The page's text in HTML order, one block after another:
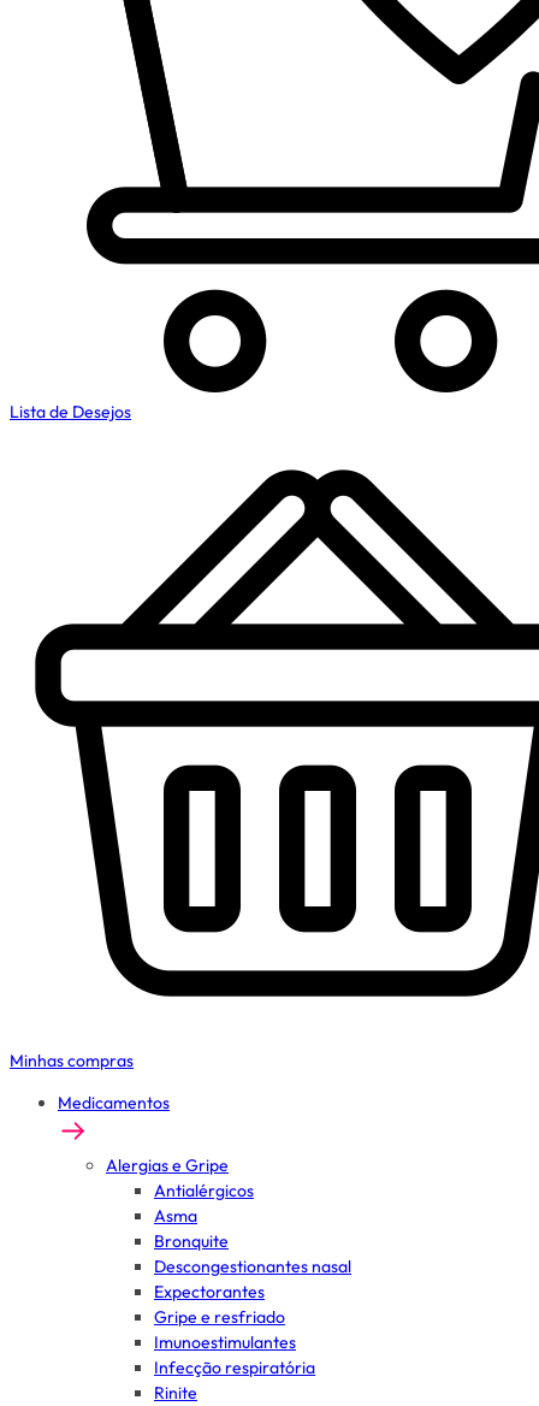
Lista de Desejos
Minhas compras
Medicamentos
Alergias e Gripe
Antialérgicos
Asma
Bronquite
Descongestionantes nasal
Expectorantes
Gripe e resfriado
Imunoestimulantes
Infecção respiratória
Rinite